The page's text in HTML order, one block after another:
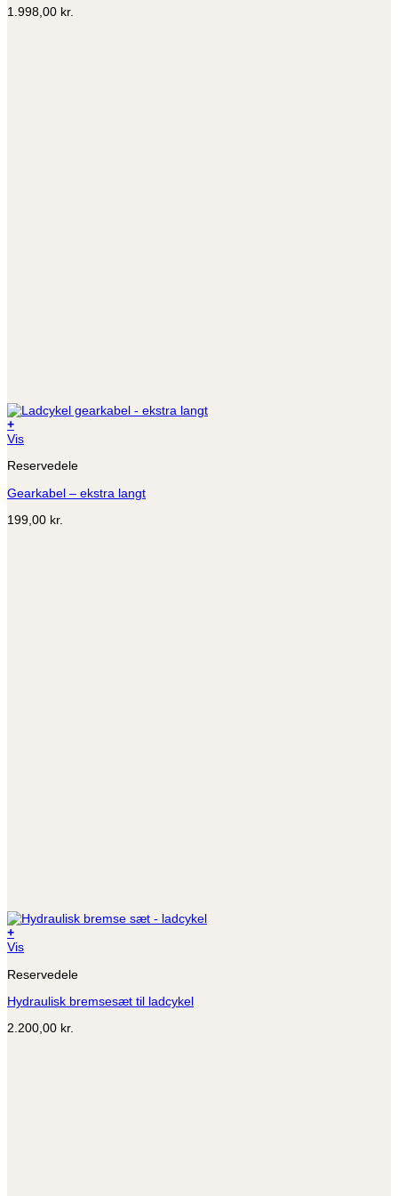
kan
1.998,00 kr.
+
Vis
Reservedele
Gearkabel – ekstra langt
199,00 kr.
+
Dette
har
varianter.
kan
Vis
Reservedele
Hydraulisk bremsesæt til ladcykel
2.200,00 kr.